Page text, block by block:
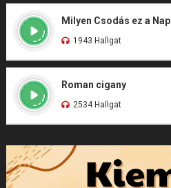
Milyen Csodás ez a Nap
1943 Hallgat
Roman cigany
2534 Hallgat